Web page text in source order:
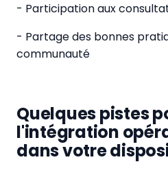
- Participation aux
- Partage des bonnes
communauté
Quelques pistes
l'intégration
dans votre